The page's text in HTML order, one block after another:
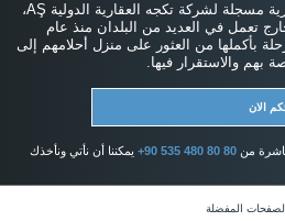
اسطنبول هومز ® هي علامة تجارية مسجلة لشركة تكجه العقارية الدولية AŞ،
تعمل في العديد من البلدان منذ عام
بأكملها من العثور على منزل أحلامهم إلى
بهم والاستقرار فيها.
الان
من +90 535 480 80 80 يمكننا أن نأتي ونأخذك
المفضلة